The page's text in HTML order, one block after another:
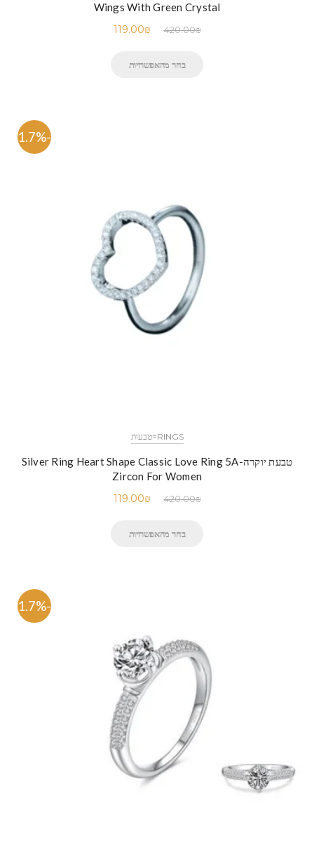
Wings With Green Crystal
420.00₪
119.00₪
בחר מהאפשרויות
-71.7%
RINGS=טבעות
טבעת יוקרה-Silver Ring Heart Shape Classic Love Ring 5A
Zircon For Women
420.00₪
119.00₪
בחר מהאפשרויות
-71.7%